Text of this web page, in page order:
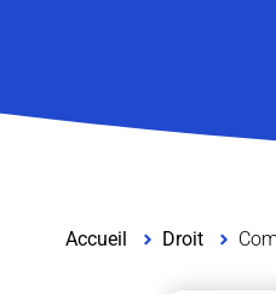
Accueil Droit